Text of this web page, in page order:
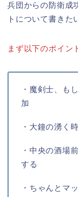
兵団からの防衛成
トについて書きた
まず以下のポイン
・魔剣士、も
加
・大鐘の湧く
・中央の酒場
する
・ちゃんとマ